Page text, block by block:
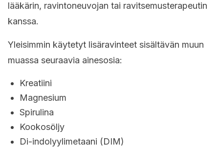
lääkärin, ravintoneuvojan tai ravitsemusterapeutin
kanssa.
Yleisimmin käytetyt lisäravinteet sisältävän muun
muassa seuraavia ainesosia:
Kreatiini
Magnesium
Spirulina
Kookosöljy
Di-indolyylimetaani (DIM)